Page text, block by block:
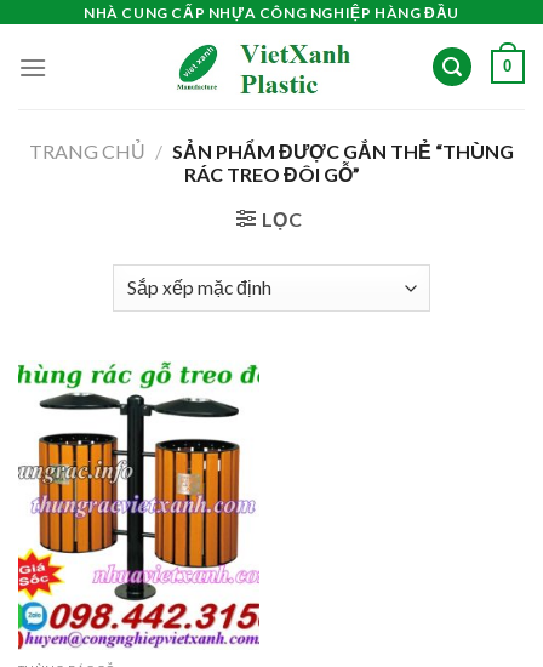
content
NHÀ CUNG CẤP NHỰA CÔNG NGHIỆP HÀNG ĐẦU
0
TRANG CHỦ / SẢN PHẨM ĐƯỢC GẮN THẺ “THÙNG
RÁC TREO ĐÔI GỖ”
LỌC